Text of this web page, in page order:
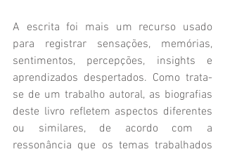
A escrita foi mais um recurso usado
para registrar sensações, memórias,
sentimentos, percepções, insights e
aprendizados despertados. Como trata-
se de um trabalho autoral, as biografias
deste livro refletem aspectos diferentes
ou similares, de acordo com a
ressonância que os temas trabalhados